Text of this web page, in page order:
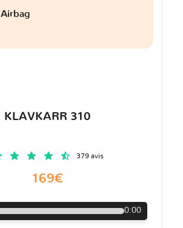
Airbag
KLAVKARR 310
379 avis
169€
0:00